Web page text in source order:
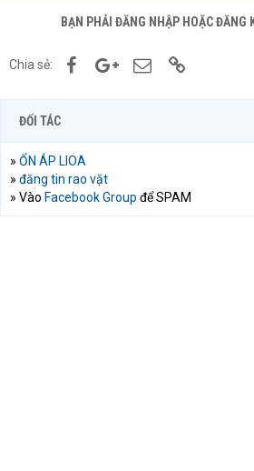
BẠN PHẢI ĐĂNG NHẬP HOẶC ĐĂNG
Chia sẻ: FacebookGoogle+Email
ĐỐI TÁC
» ỔN ÁP LIOA
» đăng tin rao vặt
» Vào Facebook Group để SPAM